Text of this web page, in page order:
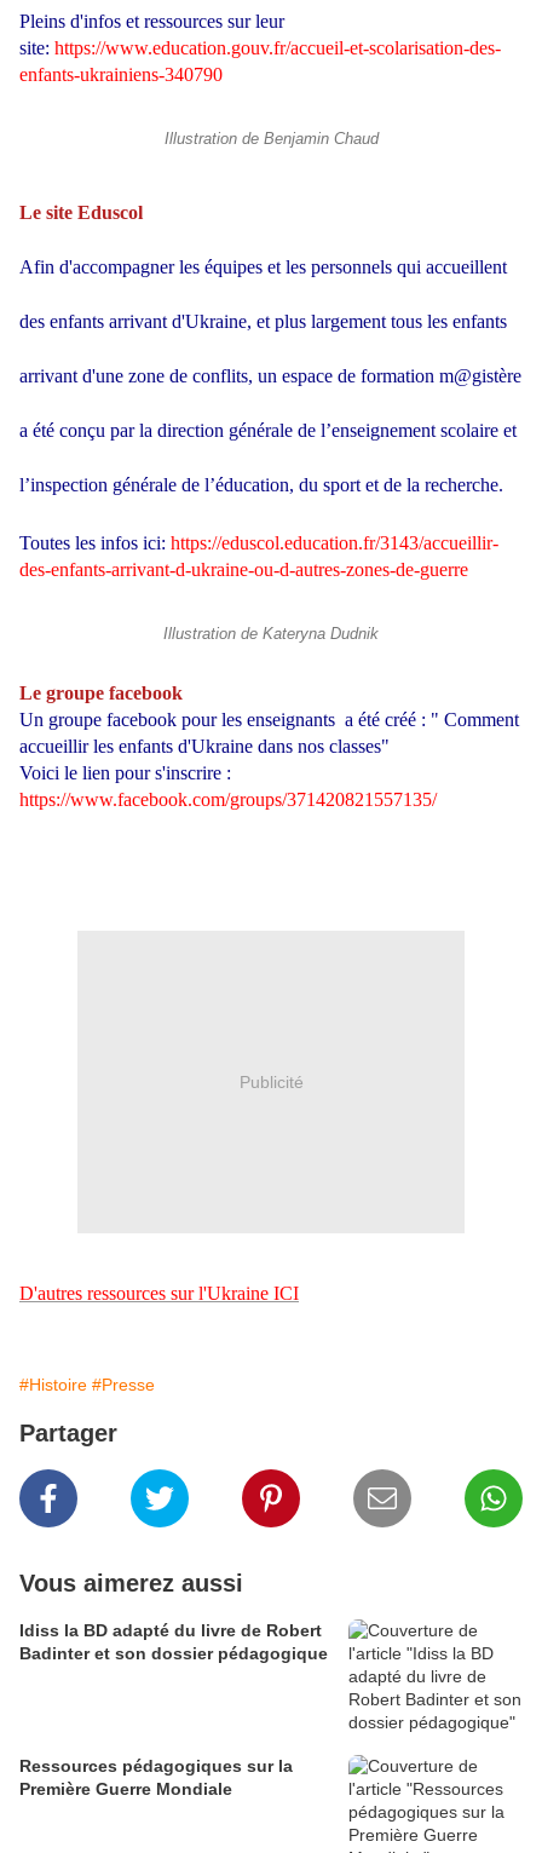
Pleins d'infos et ressources sur leur
site: https://www.education.gouv.fr/accueil-et-scolarisation-des-
enfants-ukrainiens-340790
Illustration de Benjamin Chaud
Le site Eduscol
Afin d'accompagner les équipes et les personnels qui accueillent
des enfants arrivant d'Ukraine, et plus largement tous les enfants
arrivant d'une zone de conflits, un espace de formation m@gistère
a été conçu par la direction générale de l’enseignement scolaire et
l’inspection générale de l’éducation, du sport et de la recherche.
Toutes les infos ici: https://eduscol.education.fr/3143/accueillir-
des-enfants-arrivant-d-ukraine-ou-d-autres-zones-de-guerre
Illustration de Kateryna Dudnik
Le groupe facebook
Un groupe facebook pour les enseignants a été créé : " Comment
accueillir les enfants d'Ukraine dans nos classes"
Voici le lien pour s'inscrire :
https://www.facebook.com/groups/371420821557135/
Publicité
D'autres ressources sur l'Ukraine ICI
#Histoire #Presse
Partager
Vous aimerez aussi
Idiss la BD adapté du livre de Robert
Badinter et son dossier pédagogique
Ressources pédagogiques sur la
Première Guerre Mondiale